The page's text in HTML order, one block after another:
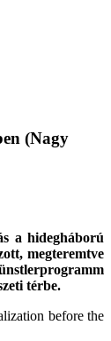
(Nagy
a hidegháború
megteremtve
térbe.
before the